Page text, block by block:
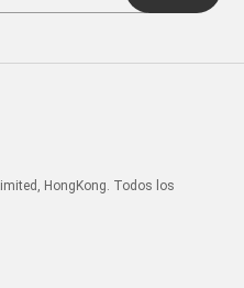
HongKong. Todos los